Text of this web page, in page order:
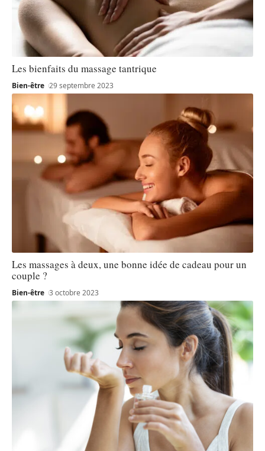
Les bienfaits du massage tantrique
Bien-être 29 septembre 2023
Les massages à deux, une bonne idée de cadeau pour un
couple ?
Bien-être 3 octobre 2023